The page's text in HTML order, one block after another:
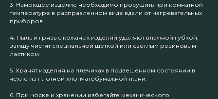
3. Намокшее изделие необходимо просушить при комнатной
температуре в расправленном виде вдали от нагревательных
приборов.
4. Пыль и грязь с кожаных изделий удаляют влажной губкой,
замшу чистят специальной щеткой или светлым резиновым
ластиком.
5. Хранят изделия на плечиках в подвешенном состоянии в
чехле из плотной хлопчатобумажной ткани.
6. При носке и хранении избегайте механического